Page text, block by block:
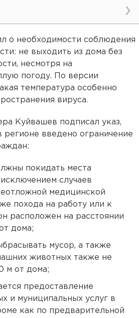
о необходимости соблюдения
не выходить из дома без
несмотря на
погоду. По версии
температура особенно
вируса.
Куйвашев подписал указ,
регионе введено ограничение
покидать места
случаев
медицинской
похода на работу или к
расположен на расстоянии
дома;
мусор, а также
животных также не
м от дома;
предоставление
и муниципальных услуг в
как по предварительной